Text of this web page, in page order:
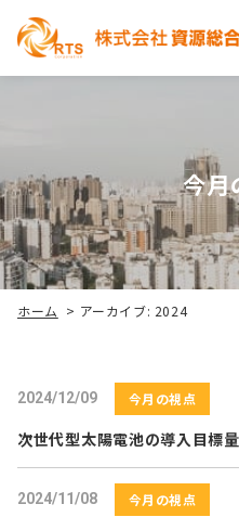
今月
ホーム > アーカイブ: 2024
2024/12/09 今月の視点
次世代型太陽電池の導⼊⽬標
2024/11/08 今月の視点